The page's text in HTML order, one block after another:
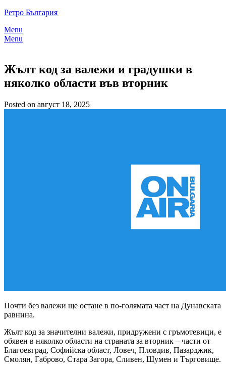
Skip
content
Ретро България
Menu
Menu
Жълт код за валежи и градушки в
няколко области във вторник
Posted on август 18, 2025
Почти без валежи ще остане в по-голямата част на Дунавската
равнина.
Жълт код за значителни валежи, придружени с гръмотевици, е
обявен в няколко области на страната за вторник – части от
Благоевград, Софийска област, Ловеч, Пловдив, Пазарджик,
Смолян, Габрово, Стара Загора, Сливен, Шумен и Търговище.